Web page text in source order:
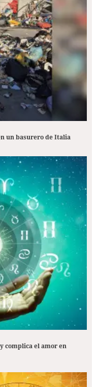
un basurero de Italia
complica el amor en